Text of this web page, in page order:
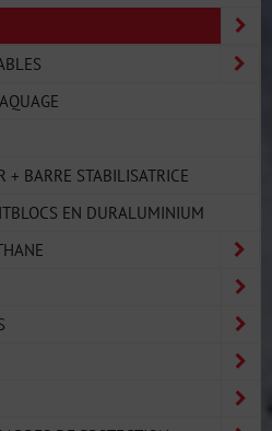
+ BARRE STABILISATRICE
EN DURALUMINIUM